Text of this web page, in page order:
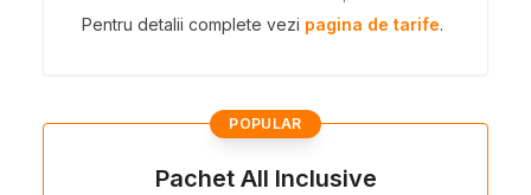
Pentru detalii complete vezi pagina de tarife.
POPULAR
Pachet All Inclusive